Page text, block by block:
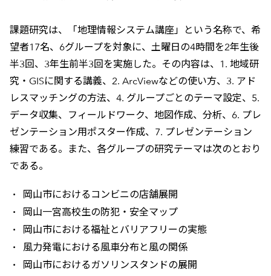
課題研究は、「地理情報システム講座」という名称で、希
望者17名、6グループを対象に、土曜日の4時間を2年生後
半3回、3年生前半3回を実施した。その内容は、1. 地域研
究・GISに関する講義、2. ArcViewなどの使い方、3. アド
レスマッチングの方法、4. グループごとのテーマ設定、5.
データ収集、フィールドワーク、地図作成、分析、6. プレ
ゼンテーション用ポスター作成、7. プレゼンテーション
練習である。また、各グループの研究テーマは次のとおり
である。
岡山市におけるコンビニの店舗展開
岡山一宮高校生の防犯・安全マップ
岡山市における福祉とバリアフリーの実態
風力発電における風車分布と風の関係
岡山市におけるガソリンスタンドの展開